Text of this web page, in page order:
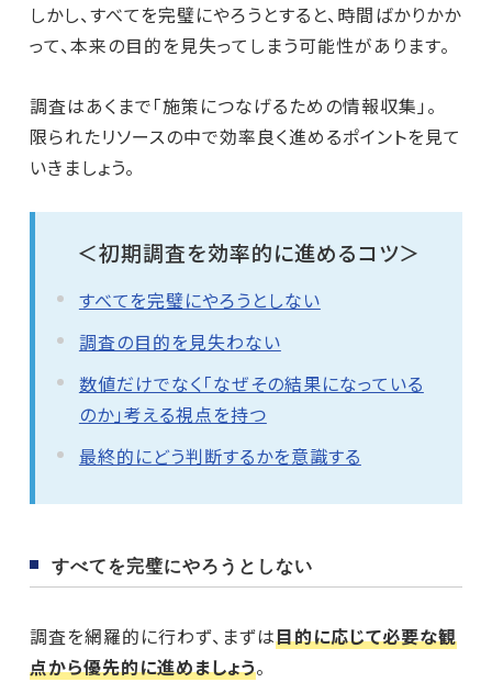
しかし、すべてを完璧にやろうとすると、時間ばかりかか
って、本来の目的を見失ってしまう可能性があります。
調査はあくまで「施策につなげるための情報収集」。
限られたリソースの中で効率良く進めるポイントを見て
いきましょう。
＜初期調査を効率的に進めるコツ＞
すべてを完璧にやろうとしない
調査の目的を見失わない
数値だけでなく「なぜその結果になっている
のか」考える視点を持つ
最終的にどう判断するかを意識する
すべてを完璧にやろうとしない
調査を網羅的に行わず、まずは目的に応じて必要な観
点から優先的に進めましょう。